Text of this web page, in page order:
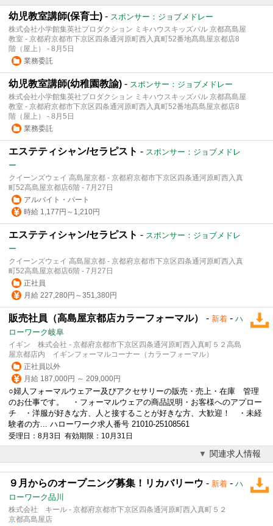
幼児教室講師(保育士) - スポンサー：ジョブメドレー
株式会社小学館集英社プロダクション ミキハウスキッズパル 京都髙島屋
教室 - 京都府京都市下京区四条通河原町西入真町52番地髙島屋京都店8
階（屋上） - 8月5日
業務委託
幼児教室講師(幼稚園教諭) - スポンサー：ジョブメドレー
株式会社小学館集英社プロダクション ミキハウスキッズパル 京都髙島屋
教室 - 京都府京都市下京区四条通河原町西入真町52番地髙島屋京都店8
階（屋上） - 8月5日
業務委託
エステティシャン/セラピスト - スポンサー：ジョブメドレ
ー
クイーンズウェイ 高島屋京都 - 京都府京都市下京区四条通河原町西入真
町52高島屋京都店6階 - 7月27日
アルバイト・パート
時給 1,177円～1,210円
エステティシャン/セラピスト - スポンサー：ジョブメドレ
ー
クイーンズウェイ 高島屋京都 - 京都府京都市下京区四条通河原町西入真
町52高島屋京都店6階 - 7月27日
正社員
月給 227,280円～351,380円
販売社員（高島屋京都店カラーフォーマル） - 新着 - ハ
ローワーク岐阜
イギン 株式会社 - 京都府京都市下京区四条通河原町西入真町５２高島
屋京都店内 イギンフォーマルコーナー（カラーフォーマル）
正社員以外
月給 187,000円 ～ 209,000円
○婦人フォーマルウェアー及びアクセサリーの販売・売上・在庫 管理
のお仕事です。 ・フォーマルウェアの商品説明・お客様へのアプロー
チ ・洋服が好きな方、人と接することが好きな方、大歓迎！ ・未経
験者の方... ハローワーク求人番号 21010-25108561
受理日：8月3日 有効期限：10月31日
関連求人情報
９月からのオープニング募集！リカバリーウ - 新着 - ハ
ローワーク品川
株式会社 キール - 京都府京都市下京区四条通河原町西入真町５２
京都高島屋店